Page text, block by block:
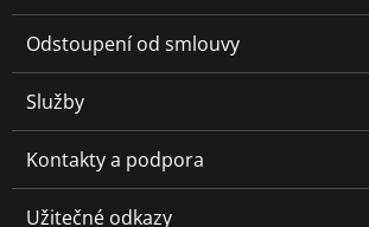
Odstoupení od smlouvy
Služby
Kontakty a podpora
Užitečné odkazy